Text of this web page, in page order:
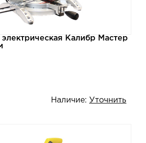
электрическая Калибр Мастер
Наличие: Уточнить